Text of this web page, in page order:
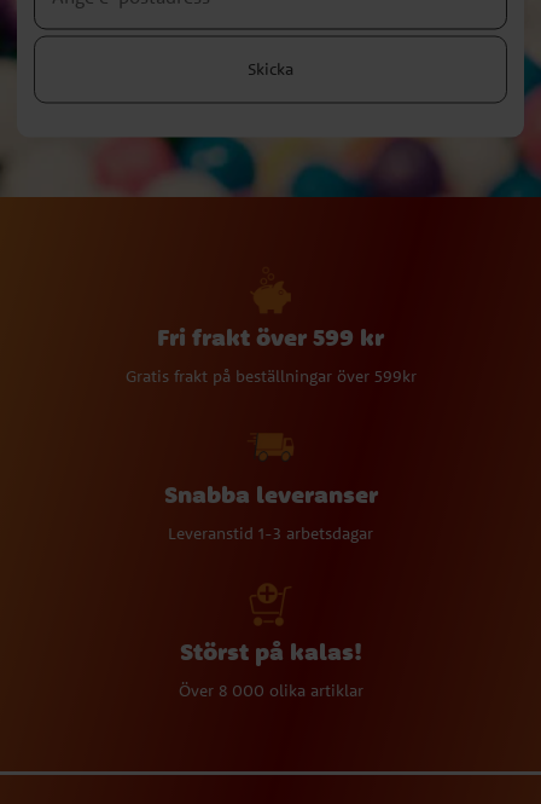
Skicka
Fri frakt över 599 kr
Gratis frakt på beställningar över 599kr
Snabba leveranser
Leveranstid 1-3 arbetsdagar
Störst på kalas!
Över 8 000 olika artiklar